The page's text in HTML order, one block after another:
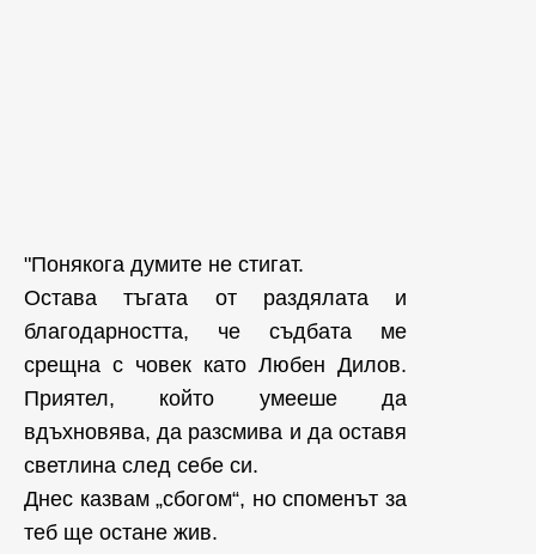
"Понякога думите не стигат.
Остава тъгата от раздялата и
благодарността, че съдбата ме
срещна с човек като Любен Дилов.
Приятел, който умееше да
вдъхновява, да разсмива и да оставя
светлина след себе си.
Днес казвам „сбогом“, но споменът за
теб ще остане жив.